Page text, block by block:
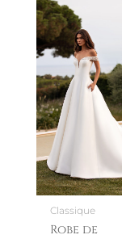
Classique
Robe de